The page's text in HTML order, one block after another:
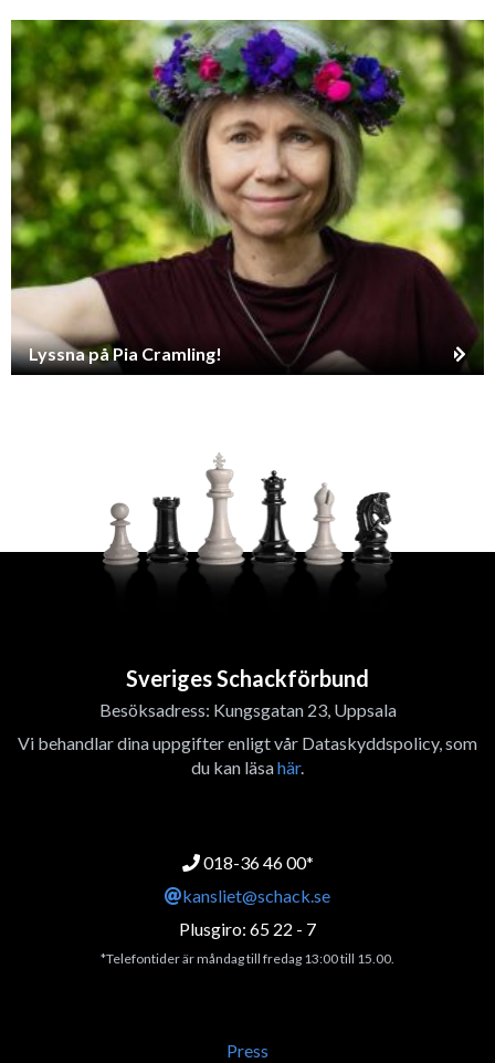
Lyssna på Pia Cramling!
Sveriges Schackförbund
Besöksadress: Kungsgatan 23, Uppsala
Vi behandlar dina uppgifter enligt vår Dataskyddspolicy, som
du kan läsahär.
018-36 46 00*
kansliet@schack.se
Plusgiro: 65 22 - 7
*Telefontider är måndag till fredag 13:00 till 15.00.
Press